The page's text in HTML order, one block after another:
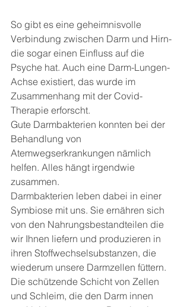
So gibt es eine geheimnisvolle
Verbindung zwischen Darm und Hirn-
die sogar einen Einfluss auf die
Psyche hat. Auch eine Darm-Lungen-
Achse existiert, das wurde im
Zusammenhang mit der Covid-
Therapie erforscht.
Gute Darmbakterien konnten bei der
Behandlung von
Atemwegserkrankungen nämlich
helfen. Alles hängt irgendwie
zusammen.
Darmbakterien leben dabei in einer
Symbiose mit uns. Sie ernähren sich
von den Nahrungsbestandteilen die
wir Ihnen liefern und produzieren in
ihren Stoffwechselsubstanzen, die
wiederum unsere Darmzellen füttern.
Die schützende Schicht von Zellen
und Schleim, die den Darm innen